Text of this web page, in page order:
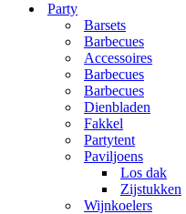
Party
Barsets
Barbecues
Accessoires
Barbecues
Barbecues
Dienbladen
Fakkel
Partytent
Paviljoens
Los dak
Zijstukken
Wijnkoelers